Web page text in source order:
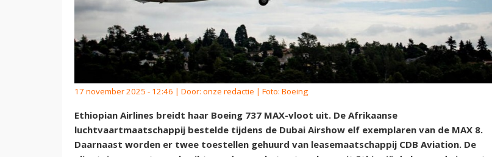
17 november 2025 - 12:46 | Door: onze redactie | Foto: Boeing
Ethiopian Airlines breidt haar Boeing 737 MAX-vloot uit. De Afrikaanse
luchtvaartmaatschappij bestelde tijdens de Dubai Airshow elf exemplaren van de MAX 8.
Daarnaast worden er twee toestellen gehuurd van leasemaatschappij CDB Aviation. De